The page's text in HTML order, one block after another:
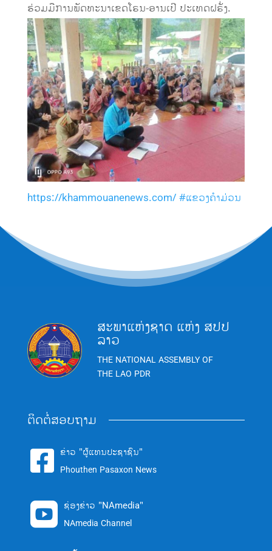
ຮ່ວມມືການພັດທະນາເຂດໂຣນ-ອານເປີ ປະເທດຝຣັ່ງ.
https://khammouanenews.com/ #ແຂວງຄໍາມ່ວນ
ສະພາແຫ່ງຊາດ ແຫ່ງ ສປປ
ລາວ
THE NATIONAL ASSEMBLY OF
THE LAO PDR
ຕິດຕໍ່ສອບຖາມ
 ຂ່າວ "ຜູ້ແທນປະຊາຊົນ"
Phouthen Pasaxon News
 ຊ່ອງຂ່າວ "NAmedia"
NAmedia Channel